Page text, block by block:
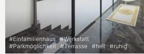
#Einfamilienhaus #Werkstatt
#Parkmöglichkeit #Terrasse #hell #ruhig